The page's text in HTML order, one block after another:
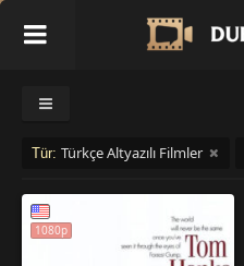
Tür: Türkçe Altyazılı Filmler
1080p